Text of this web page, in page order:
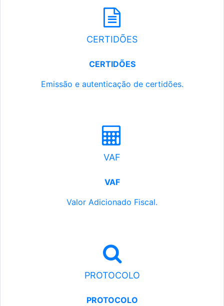
CERTIDÕES
CERTIDÕES
Emissão e autenticação de certidões.
VAF
VAF
Valor Adicionado Fiscal.
PROTOCOLO
PROTOCOLO